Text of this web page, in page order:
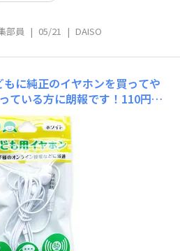
部員 | 05/21 | DAISO
もに純正のイヤホンを買ってや
ている方に朗報です！110円の
ました！使ってみると... なん
ちゃ音質いい！家にあるAirpo
劣るものの、あまり変わらな
ソーさん！&n